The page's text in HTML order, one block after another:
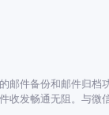
邮件备份和邮件归
发畅通无阻。与微